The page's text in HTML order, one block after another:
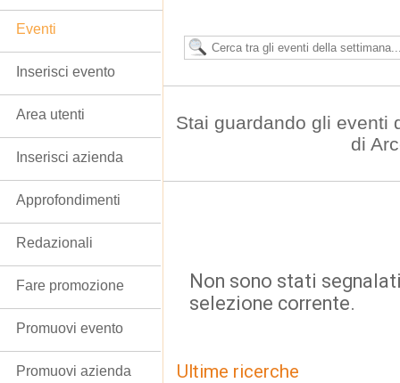
Stai guardando gli eventi
di
Non sono stati
selezione corrente.
Ultime ricerche
Eventi
Inserisci evento
Area utenti
Inserisci azienda
Approfondimenti
Redazionali
Fare promozione
Promuovi evento
Promuovi azienda